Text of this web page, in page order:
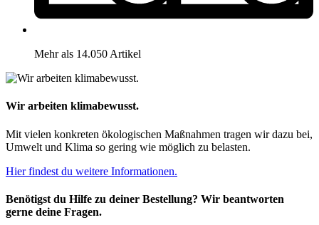
Mehr als 14.050 Artikel
Wir arbeiten klimabewusst.
Mit vielen konkreten ökologischen Maßnahmen tragen wir dazu bei,
Umwelt und Klima so gering wie möglich zu belasten.
Hier findest du weitere Informationen.
Benötigst du Hilfe zu deiner Bestellung? Wir beantworten
gerne deine Fragen.